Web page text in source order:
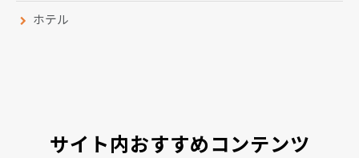
ホテル
サイト内おすすめコンテンツ